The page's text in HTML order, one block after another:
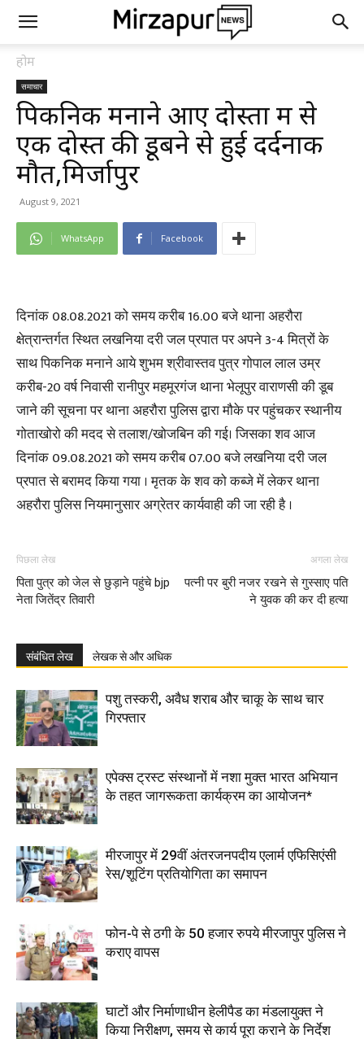
होम
समाचार
पिकनिक मनाने आए दोस्तों में से
एक दोस्त की डूबने से हुई दर्दनाक
मौत,मिर्जापुर
August 9, 2021
WhatsApp Facebook
दिनांक 08.08.2021 को समय करीब 16.00 बजे थाना अहरौरा
क्षेत्रान्तर्गत स्थित लखनिया दरी जल प्रपात पर अपने 3-4 मित्रों के
साथ पिकनिक मनाने आये शुभम श्रीवास्तव पुत्र गोपाल लाल उम्र
करीब-20 वर्ष निवासी रानीपुर महमूरगंज थाना भेलूपुर वाराणसी की डूब
जाने की सूचना पर थाना अहरौरा पुलिस द्वारा मौके पर पहुंचकर स्थानीय
गोताखोरो की मदद से तलाश/खोजबिन की गई। जिसका शव आज
दिनांक 09.08.2021 को समय करीब 07.00 बजे लखनिया दरी जल
प्रपात से बरामद किया गया । मृतक के शव को कब्जे में लेकर थाना
अहरौरा पुलिस नियमानुसार अग्रेतर कार्यवाही की जा रही है ।
पिछला लेख
पिता पुत्र को जेल से छुड़ाने पहुंचे bjp
नेता जितेंद्र तिवारी
अगला लेख
पत्नी पर बुरी नजर रखने से गुस्साए पति
ने युवक की कर दी हत्या
संबंधित लेख लेखक से और अधिक
पशु तस्करी, अवैध शराब और चाकू के साथ चार
गिरफ्तार
एपेक्स ट्रस्ट संस्थानों में नशा मुक्त भारत अभियान
के तहत जागरूकता कार्यक्रम का आयोजन*
मीरजापुर में 29वीं अंतरजनपदीय एलार्म एफिसिएंसी
रेस/शूटिंग प्रतियोगिता का समापन
फोन-पे से ठगी के 50 हजार रुपये मीरजापुर पुलिस ने
कराए वापस
घाटों और निर्माणाधीन हेलीपैड का मंडलायुक्त ने
किया निरीक्षण, समय से कार्य पूरा कराने के निर्देश